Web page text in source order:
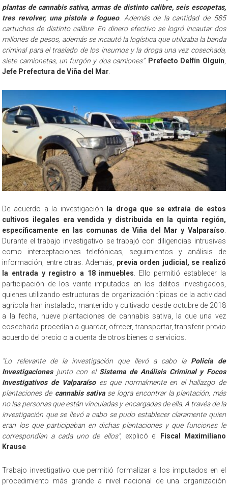
plantas de cannabis sativa, armas de distinto calibre, seis escopetas,
tres revolver, una pistola a fogueo. Además de la cantidad de 585
cartuchos de distinto calibre. En dinero efectivo se logró incautar dos
millones de pesos, además se incautó la logística que utilizaba la banda
criminal para el traslado de los insumos y la droga una vez cosechada,
siete camionetas, un furgón y dos camiones”. Prefecto Delfín Olguín
Jefe Prefectura de Viña del Mar
De acuerdo a la investigación
la droga que se extraía de estos
cultivos ilegales era vendida y distribuida en la quinta región,
específicamente en las comunas de Viña del Mar y Valparaíso
Durante el trabajo investigativo se trabajó con diligencias intrusivas
como interceptaciones telefónicas, seguimientos y análisis de
información, entre otras. Además, previa orden judicial, se realizó
la entrada y registro a 18 inmuebles . Ello permitió establecer la
participación de los veinte imputados en los delitos investigados,
quienes utilizando estructuras de organización típicas de la actividad
agrícola han instalado, mantenido y cultivado desde octubre de 2018
a la fecha, nueve plantaciones de cannabis sativa, la que una vez
cosechada procedían a guardar, ofrecer, transportar, transferir previo
acuerdo del precio o a cuenta de otros bienes o servicios.
“Lo relevante de la investigación que llevó a cabo la Policía de
Investigacionesjunto con el Sistema de Análisis Criminal y Focos
Investigativos de Valparaísoes que normalmente en el hallazgo de
plantaciones de cannabis sativase logra encontrar la plantación, más
no las personas que están vinculadas y encargadas de ella. A través de la
investigación que se llevó a cabo se pudo establecer claramente quien
eran los que participaban en dichas plantaciones y que funciones le
correspondían a cada uno de ellos”, explicó el
Fiscal Maximiliano
Krause
Trabajo investigativo que permitió formalizar a los imputados en el
procedimiento más grande a nivel nacional de una organización